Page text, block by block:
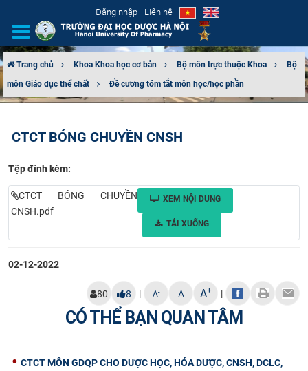
Đăng nhập Liên hệ
GIỚI THIỆU
ĐÀO TẠO
ĐẢM BẢO CHẤT LƯỢNG
KHOA HỌC CÔNG NGHỆ
CỰU NGƯỜI HỌC
Trang chủ Khoa Khoa học cơ bản Bộ môn trực thuộc Khoa
Bộ
môn Giáo dục thể chất
Đề cương tóm tắt môn học/học phần
CTCT BÓNG CHUYỀN CNSH
Tệp đính kèm:
CTCT BÓNG CHUYỀN
CNSH.pdf
XEM NỘI DUNG
TẢI XUỐNG
02-12-2022
80 8 | A- A A+ |
CÓ THỂ BẠN QUAN TÂM
CTCT MÔN GDQP CHO DƯỢC HỌC, HÓA DƯỢC, CNSH, DCLC,